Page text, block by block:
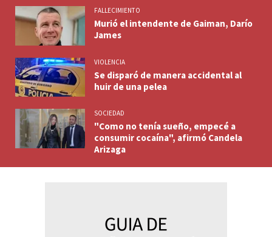
FALLECIMIENTO
Murió el intendente de Gaiman, Darío
James
VIOLENCIA
Se disparó de manera accidental al
huir de una pelea
SOCIEDAD
"Como no tenía sueño, empecé a
consumir cocaína", afirmó Candela
Arizaga